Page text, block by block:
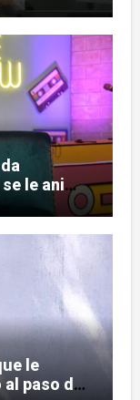
le animó
le
paso de